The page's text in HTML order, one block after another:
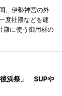
、伊勢神宮の外
度社殿などを建
殿に使う御用材の
後浜祭」 SUPや